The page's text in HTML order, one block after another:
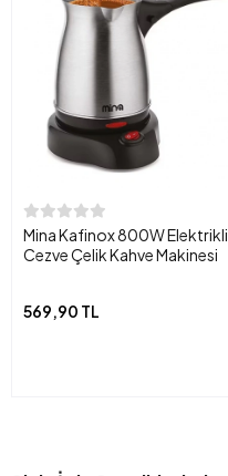
Mina Kafinox 800W Elektrikli
Cezve Çelik Kahve Makinesi
569,90 TL